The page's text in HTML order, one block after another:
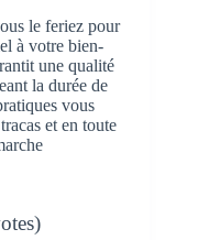
le feriez pour
à votre bien-
une qualité
la durée de
vous
et en toute